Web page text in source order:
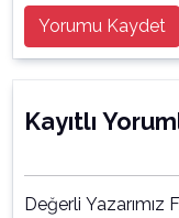
Yorumu Kaydet
Kayıtlı
Değerli Yazarımız